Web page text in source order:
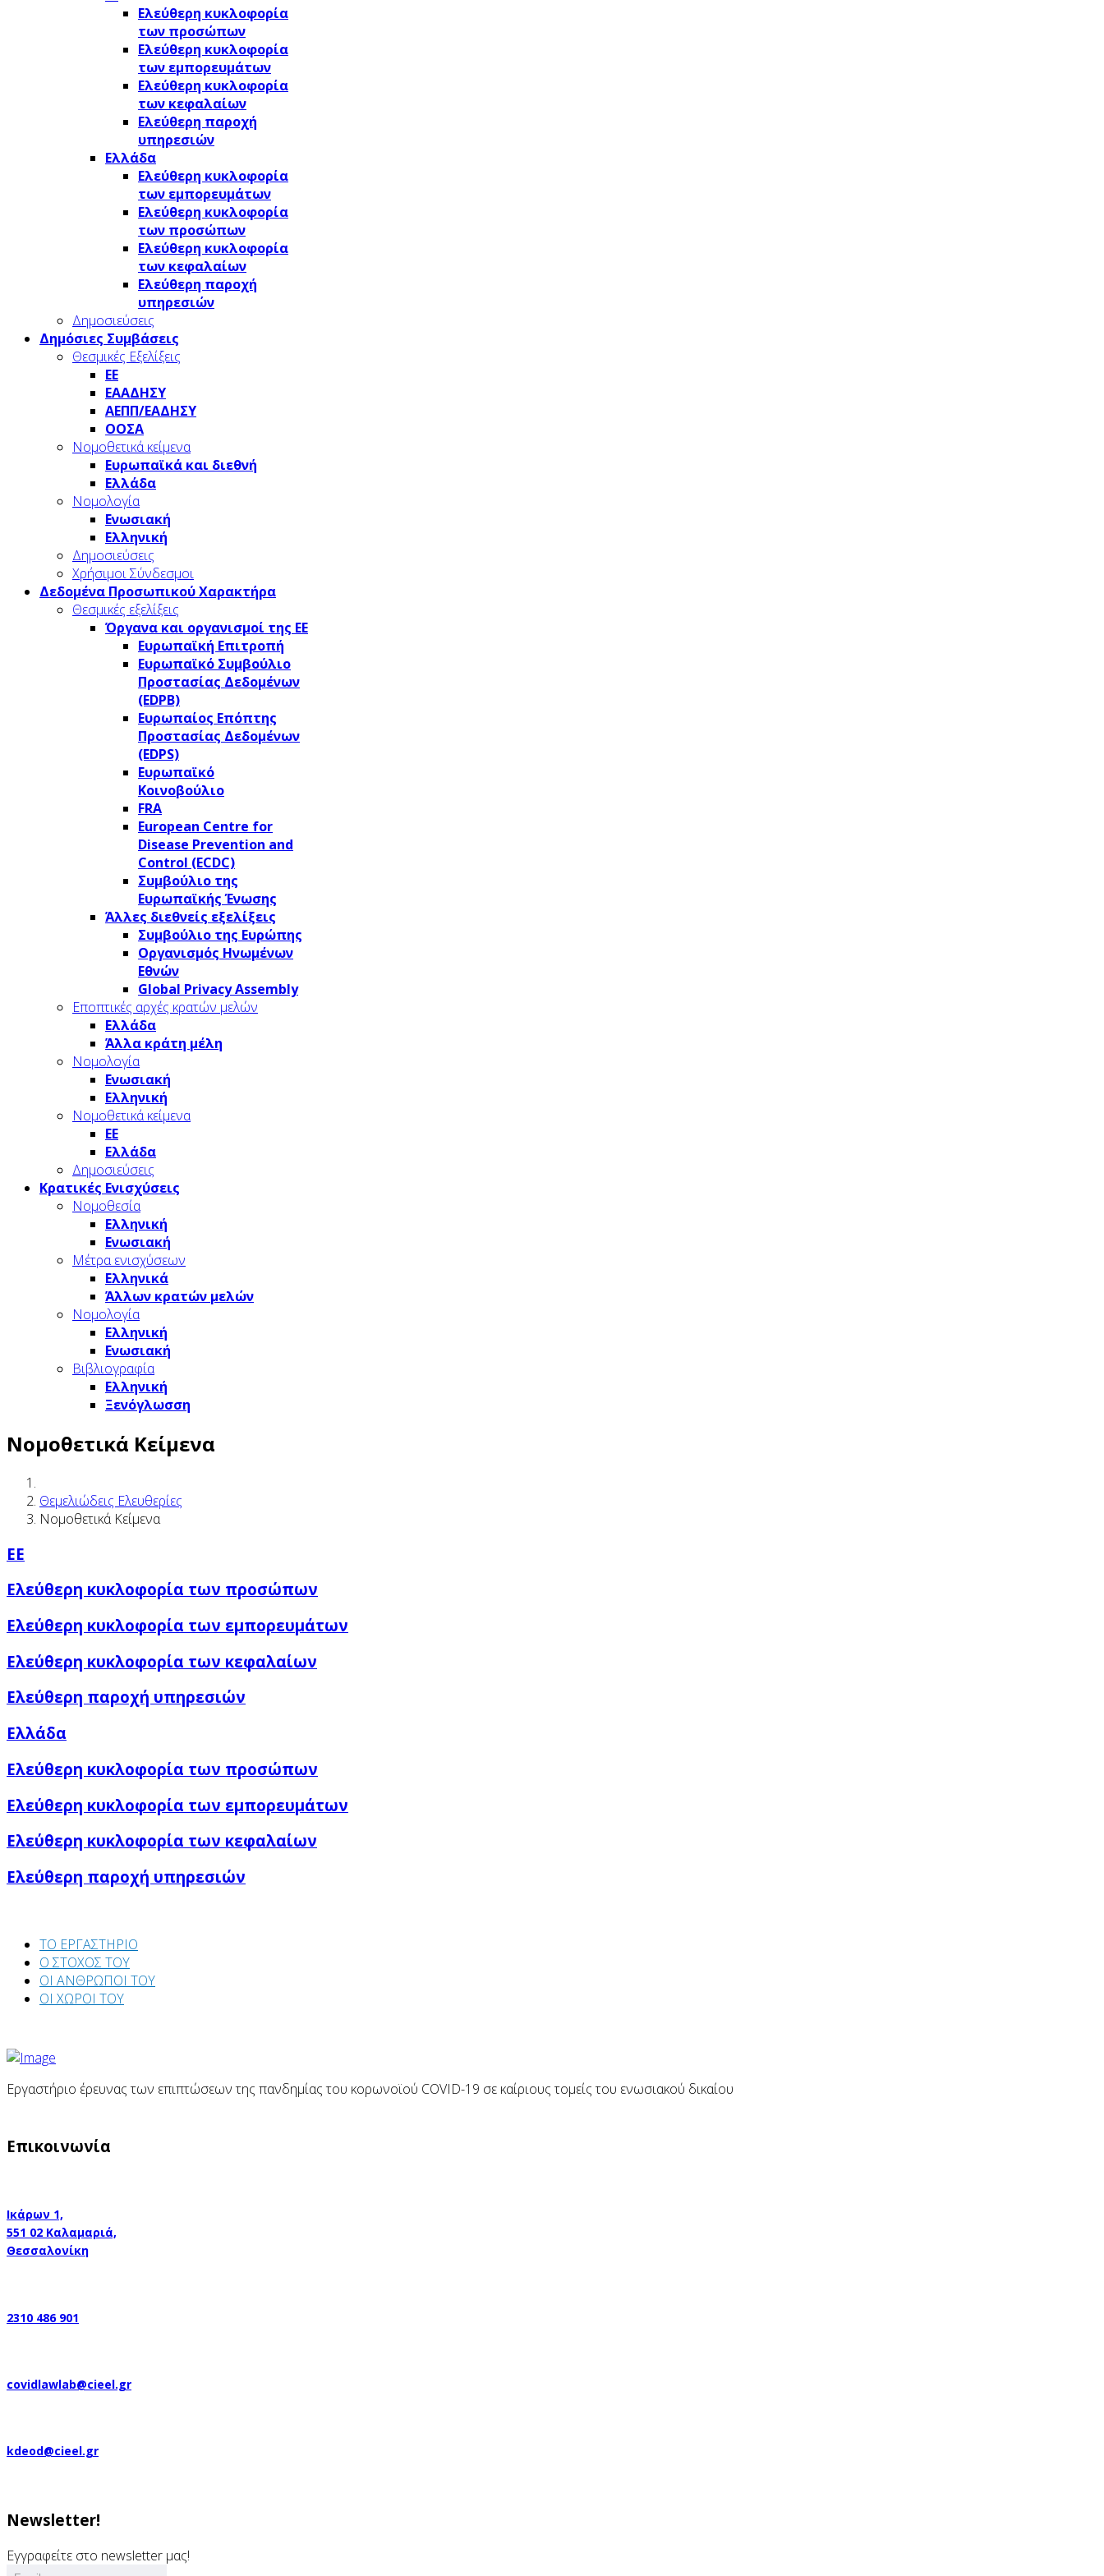
Ελεύθερη κυκλοφορία
των προσώπων
Ελεύθερη κυκλοφορία
των εμπορευμάτων
Ελεύθερη κυκλοφορία
των κεφαλαίων
Ελεύθερη παροχή
υπηρεσιών
Ελλάδα
Ελεύθερη κυκλοφορία
των εμπορευμάτων
Ελεύθερη κυκλοφορία
των προσώπων
Ελεύθερη κυκλοφορία
των κεφαλαίων
Ελεύθερη παροχή
υπηρεσιών
Δημοσιεύσεις
Δημόσιες Συμβάσεις
Θεσμικές Εξελίξεις
ΕΕ
ΕΑΑΔΗΣΥ
ΑΕΠΠ/ΕΑΔΗΣΥ
ΟΟΣΑ
Νομοθετικά κείμενα
Ευρωπαϊκά και διεθνή
Ελλάδα
Νομολογία
Ενωσιακή
Ελληνική
Δημοσιεύσεις
Χρήσιμοι Σύνδεσμοι
Δεδομένα Προσωπικού Χαρακτήρα
Θεσμικές εξελίξεις
Όργανα και οργανισμοί της ΕΕ
Ευρωπαϊκή Επιτροπή
Ευρωπαϊκό Συμβούλιο
Προστασίας Δεδομένων
(EDPB)
Ευρωπαίος Επόπτης
Προστασίας Δεδομένων
(EDPS)
Ευρωπαϊκό
Κοινοβούλιο
FRA
European Centre for
Disease Prevention and
Control (ECDC)
Συμβούλιο της
Ευρωπαϊκής Ένωσης
Άλλες διεθνείς εξελίξεις
Συμβούλιο της Ευρώπης
Οργανισμός Ηνωμένων
Εθνών
Global Privacy Assembly
Εποπτικές αρχές κρατών μελών
Ελλάδα
Άλλα κράτη μέλη
Νομολογία
Ενωσιακή
Ελληνική
Νομοθετικά κείμενα
ΕΕ
Ελλάδα
Δημοσιεύσεις
Κρατικές Ενισχύσεις
Νομοθεσία
Ελληνική
Ενωσιακή
Μέτρα ενισχύσεων
Ελληνικά
Άλλων κρατών μελών
Νομολογία
Ελληνική
Ενωσιακή
Βιβλιογραφία
Ελληνική
Ξενόγλωσση
Νομοθετικά Κείμενα
Θεμελιώδεις Ελευθερίες
Νομοθετικά Κείμενα
ΕΕ
Ελεύθερη κυκλοφορία των προσώπων
Ελεύθερη κυκλοφορία των εμπορευμάτων
Ελεύθερη κυκλοφορία των κεφαλαίων
Ελεύθερη παροχή υπηρεσιών
Ελλάδα
Ελεύθερη κυκλοφορία των προσώπων
Ελεύθερη κυκλοφορία των εμπορευμάτων
Ελεύθερη κυκλοφορία των κεφαλαίων
Ελεύθερη παροχή υπηρεσιών
ΤΟ ΕΡΓΑΣΤΗΡΙΟ
Ο ΣΤΟΧΟΣ ΤΟΥ
ΟΙ ΑΝΘΡΩΠΟΙ ΤΟΥ
ΟΙ ΧΩΡΟΙ ΤΟΥ
Εργαστήριο έρευνας των επιπτώσεων της πανδημίας του κορωνοϊού COVID-19 σε καίριους τομείς του ενωσιακού δικαίου
Επικοινωνία
Ικάρων 1,
551 02 Καλαμαριά,
Θεσσαλονίκη
2310 486 901
covidlawlab@cieel.gr
kdeod@cieel.gr
Newsletter!
Εγγραφείτε στο newsletter μας!